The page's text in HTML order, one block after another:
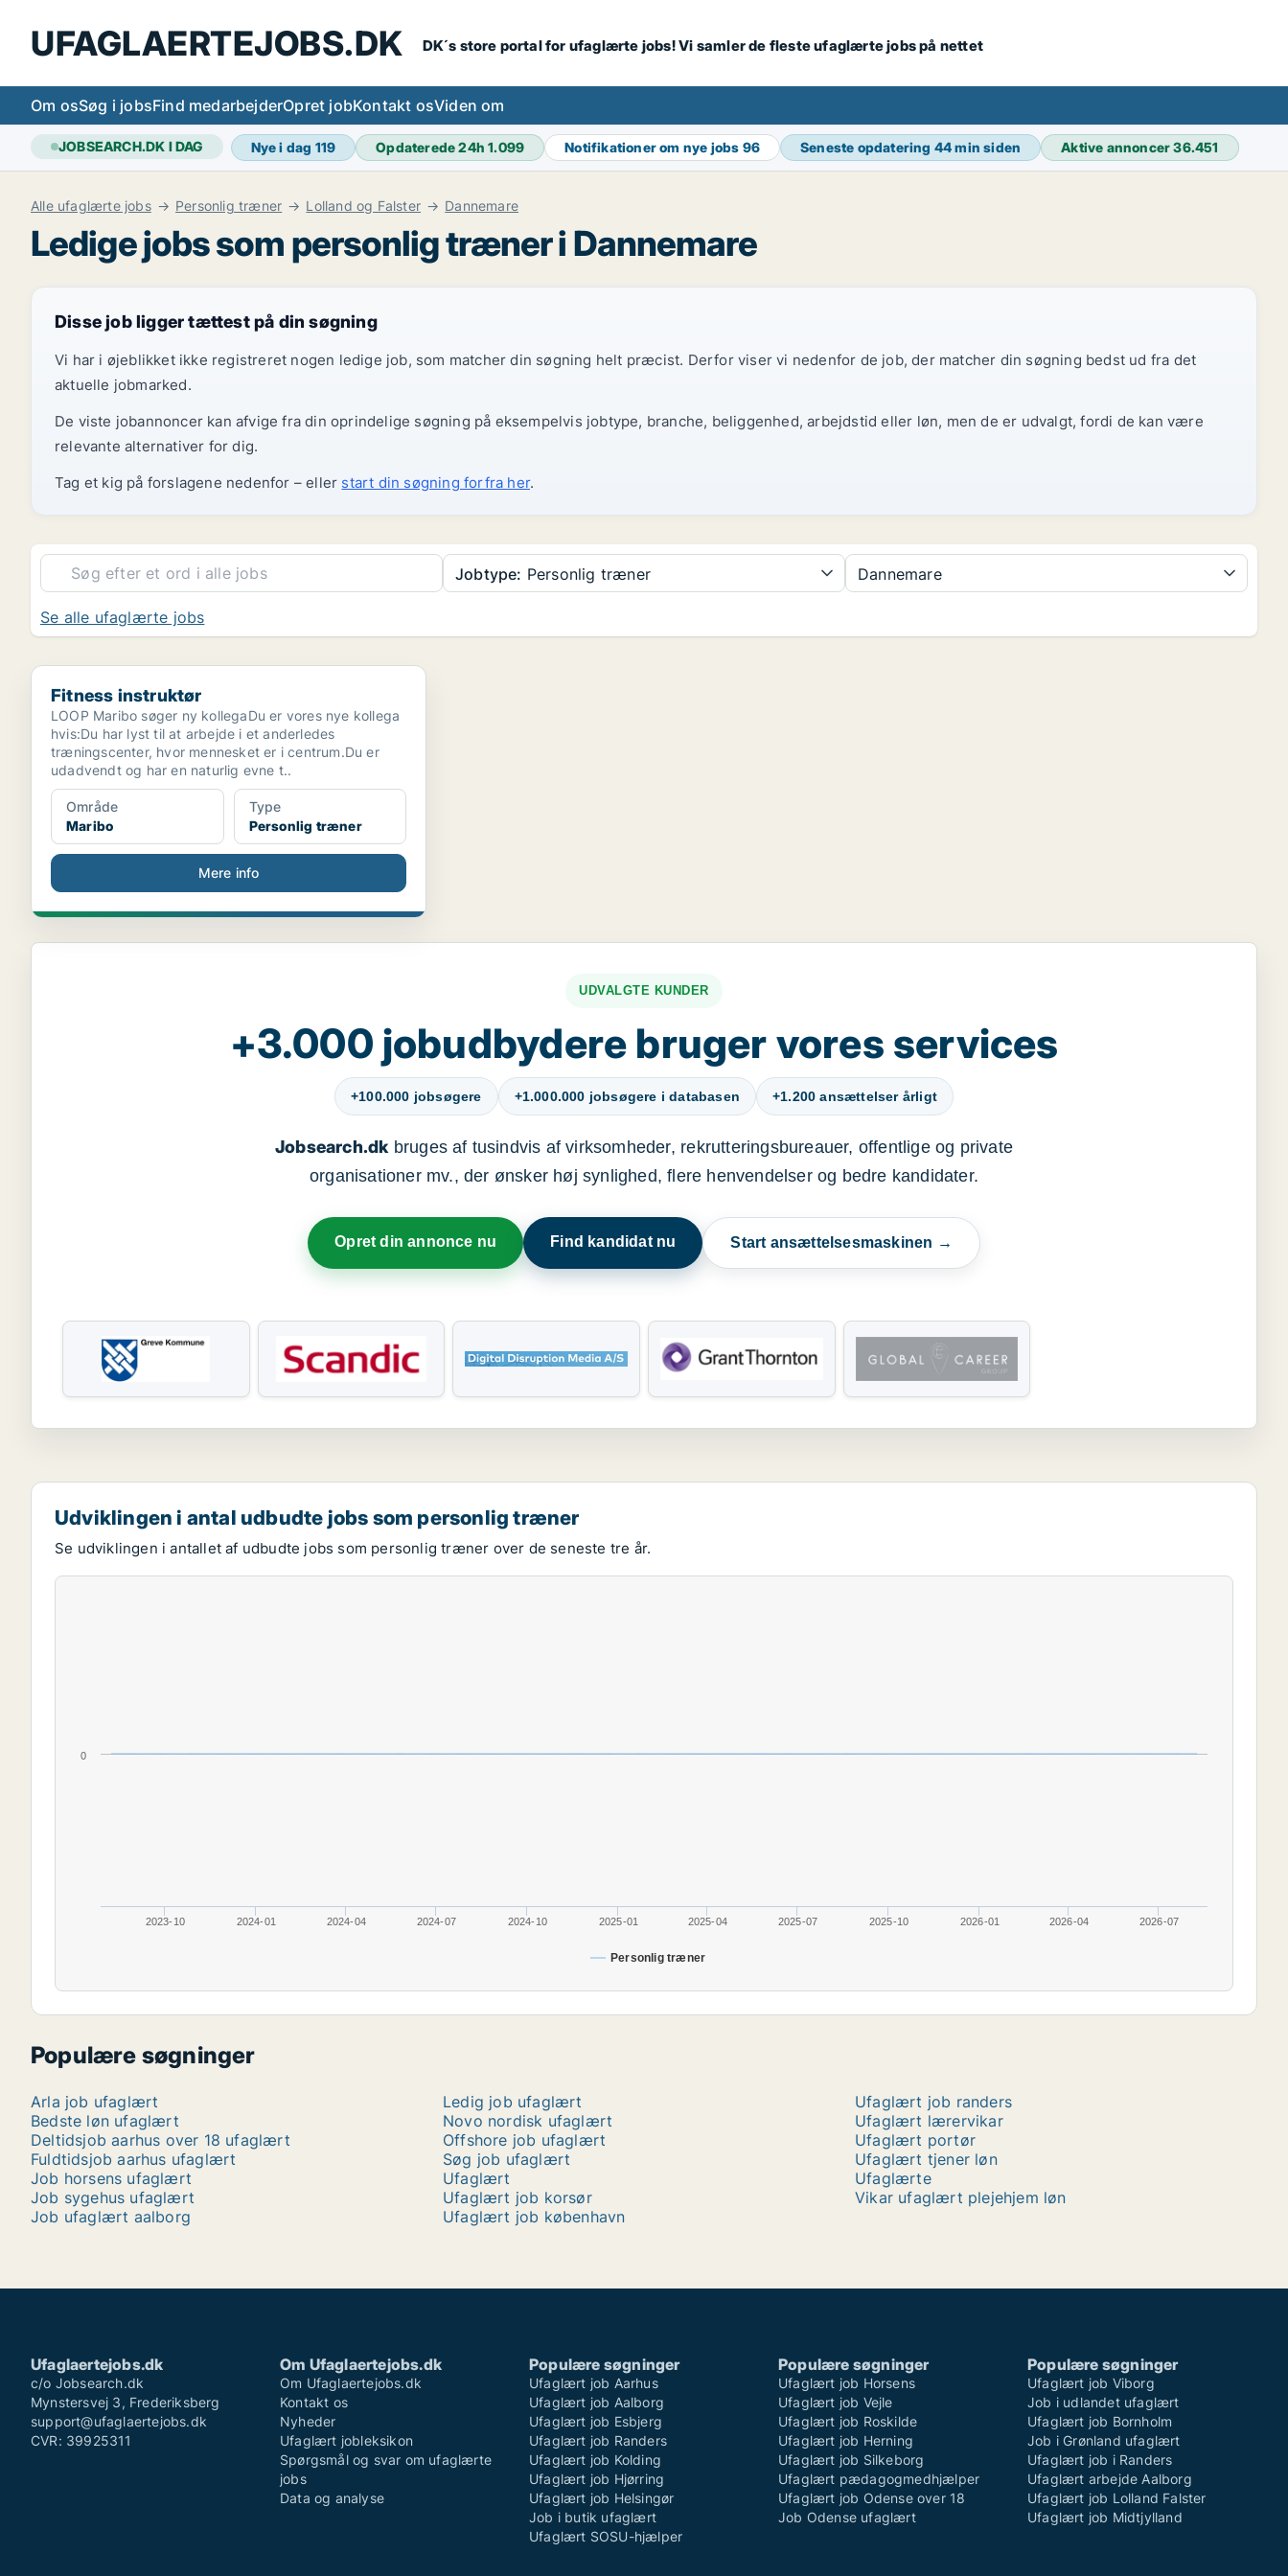
UFAGLAERTEJOBS.DK DK´s store portal for ufaglærte jobs! Vi samler de fleste ufaglærte jobs på nettet
Om osSøg i jobsFind medarbejderOpret jobKontakt osViden om
JOBSEARCH.DK I DAG Nye i dag 119 Opdaterede 24h1.099 Notifikationer om nye jobs 96 Seneste opdatering 44 min siden Aktive annoncer36.451
Alle ufaglærte jobs Personlig træner Lolland og Falster Dannemare
Ledige jobs som personlig træner i Dannemare
Disse job ligger tættest på din søgning
Vi har i øjeblikket ikke registreret nogen ledige job, som matcher din søgning helt præcist. Derfor viser vi nedenfor de job, der matcher din søgning bedst ud fra det
aktuelle jobmarked.
De viste jobannoncer kan afvige fra din oprindelige søgning på eksempelvis jobtype, branche, beliggenhed, arbejdstid eller løn, men de er udvalgt, fordi de kan være
relevante alternativer for dig.
Tag et kig på forslagene nedenfor – eller start din søgning forfra her.
Jobtype: Personlig træner Dannemare
Se alle ufaglærte jobs
Fitness instruktør
Fitness instruktør
LOOP Maribo søger ny kollegaDu er vores nye kollega
hvis:Du har lyst til at arbejde i et anderledes
træningscenter, hvor mennesket er i centrum.Du er
udadvendt og har en naturlig evne t..
Område
Maribo
Type
Personlig træner
Mere info
UDVALGTE KUNDER
+3.000 jobudbydere bruger vores services
+100.000 jobsøgere +1.000.000 jobsøgere i databasen +1.200 ansættelser årligt
Jobsearch.dkbruges af tusindvis af virksomheder, rekrutteringsbureauer, offentlige og private
organisationer mv., der ønsker høj synlighed, flere henvendelser og bedre kandidater.
Opret din annonce nu Find kandidat nu Start ansættelsesmaskinen →
Udviklingen i antal udbudte jobs som personlig træner
Se udviklingen i antallet af udbudte jobs som personlig træner over de seneste tre år.
Personlig træner
2023-10 2024-01 2024-04 2024-07 2024-10 2025-01 2025-04 2025-07 2025-10 2026-01 2026-04 2026-07
0
Populære søgninger
Arla job ufaglært
Bedste løn ufaglært
Deltidsjob aarhus over 18 ufaglært
Fuldtidsjob aarhus ufaglært
Job horsens ufaglært
Job sygehus ufaglært
Job ufaglært aalborg
Ledig job ufaglært
Novo nordisk ufaglært
Offshore job ufaglært
Søg job ufaglært
Ufaglært
Ufaglært job korsør
Ufaglært job københavn
Ufaglært job randers
Ufaglært lærervikar
Ufaglært portør
Ufaglært tjener løn
Ufaglærte
Vikar ufaglært plejehjem løn
Ufaglaertejobs.dk
c/o Jobsearch.dk
Mynstersvej 3, Frederiksberg
support@ufaglaertejobs.dk
CVR: 39925311
Om Ufaglaertejobs.dk
Om Ufaglaertejobs.dk
Kontakt os
Nyheder
Ufaglært jobleksikon
Spørgsmål og svar om ufaglærte
jobs
Data og analyse
Populære søgninger
Ufaglært job Aarhus
Ufaglært job Aalborg
Ufaglært job Esbjerg
Ufaglært job Randers
Ufaglært job Kolding
Ufaglært job Hjørring
Ufaglært job Helsingør
Job i butik ufaglært
Ufaglært SOSU-hjælper
Populære søgninger
Ufaglært job Horsens
Ufaglært job Vejle
Ufaglært job Roskilde
Ufaglært job Herning
Ufaglært job Silkeborg
Ufaglært pædagogmedhjælper
Ufaglært job Odense over 18
Job Odense ufaglært
Populære søgninger
Ufaglært job Viborg
Job i udlandet ufaglært
Ufaglært job Bornholm
Job i Grønland ufaglært
Ufaglært job i Randers
Ufaglært arbejde Aalborg
Ufaglært job Lolland Falster
Ufaglært job Midtjylland